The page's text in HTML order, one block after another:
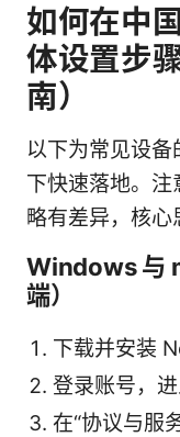
如何在中
体设置步
南）
以下为常见设
下快速落地。
略有差异，核心
Windows 与
端）
下载并安装
登录账号，
在“协议与服